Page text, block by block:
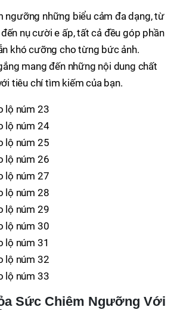
ngưỡng những biểu cảm đa dạng, từ
nụ cười e ấp, tất cả đều góp phần
khó cưỡng cho từng bức ảnh.
mang đến những nội dung chất
tiêu chí tìm kiếm của bạn.
Sức Chiêm Ngưỡng Với